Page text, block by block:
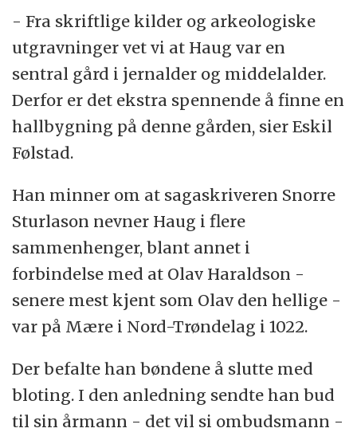
- Fra skriftlige kilder og arkeologiske
utgravninger vet vi at Haug var en
sentral gård i jernalder og middelalder.
Derfor er det ekstra spennende å finne en
hallbygning på denne gården, sier Eskil
Følstad.
Han minner om at sagaskriveren Snorre
Sturlason nevner Haug i flere
sammenhenger, blant annet i
forbindelse med at Olav Haraldson -
senere mest kjent som Olav den hellige -
var på Mære i Nord-Trøndelag i 1022.
Der befalte han bøndene å slutte med
bloting. I den anledning sendte han bud
til sin årmann - det vil si ombudsmann -